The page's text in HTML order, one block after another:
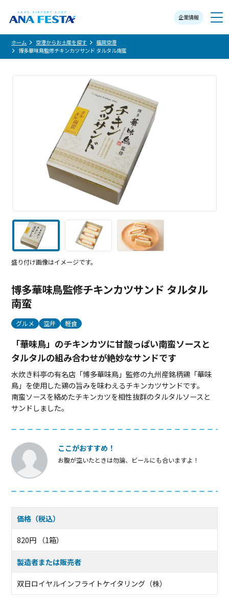
企業情報
メニュー
ホーム 空港からお土産を探す
福岡空港
博多華味鳥監修チキンカツサンド タルタル南蛮
盛り付け画像はイメージです。
博多華味鳥監修チキンカツサンド タルタル
南蛮
グルメ 空弁 軽食
「華味鳥」のチキンカツに甘酸っぱい南蛮ソースと
タルタルの組み合わせが絶妙なサンドです
水炊き料亭の有名店「博多華味鳥」監修の九州産銘柄鶏「華味
鳥」を使用した鶏の旨みを味わえるチキンカツサンドです。
南蛮ソースを絡めたチキンカツを相性抜群のタルタルソースと
サンドしました。
ここがおすすめ！
お腹が空いたときは勿論、ビールにも合いますよ！
価格（税込）
820円 （1箱）
製造者または販売者
双日ロイヤルインフライトケイタリング（株）